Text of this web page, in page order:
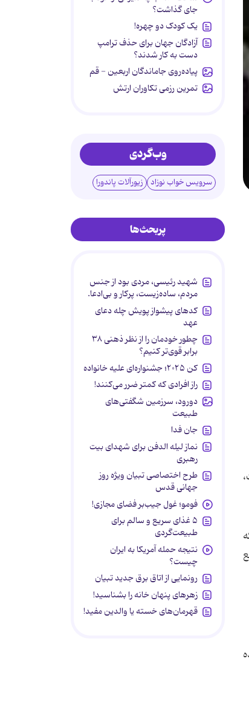
جای گذاشت؟
یک کودک دو چهره!
آزادگان جهان برای حذف ترامپ
دست به کار شدند؟
پیاده‌روی جاماندگان اربعین - قم
تمرین رزمی تکاوران ارتش
وب‌گردی
سرویس خواب نوزاد زیورآلات پاندورا
پربحث‌ها
شهید رئیسی، مردی بود از جنس
مردم، ساده‌زیست، پرکار و بی‌ادعا.
کدهای پیشواز پویش چله دعای
عهد
چطور خودمان را از نظر ذهنی ۳۸
برابر قوی‌تر کنیم؟
کن ۲۰۲۵؛ جشنواره‌ای علیه خانواده
راز افرادی که کمتر ضرر می‌کنند!
دورود، سرزمین شگفتی‌های
طبیعت
جان فدا
نماز لیله الدفن برای شهدای بیت
رهبری
طرح اختصاصی تبیان ویژه روز
جهانی قدس
فومو؛ غول جیب‌بر فضای مجازی!
۵ غذای سریع و سالم برای
طبیعت‌گردی
نتیجه حمله آمریکا به ایران
چیست؟
رونمایی از اتاق برق جدید تبیان
زهرهای پنهان خانه را بشناسید!
قهرمان‌های خسته یا والدین مفید!